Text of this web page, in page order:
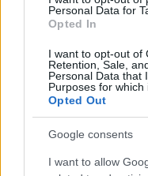
consent section.
Personal Data for
Opted In
I want to opt-out of
Retention, Sale,
Personal Data that
Purposes for which
Opted Out
Google consents
I want to allow
Investieren24
News Hub UK
Lgbtq News
Investeren 24